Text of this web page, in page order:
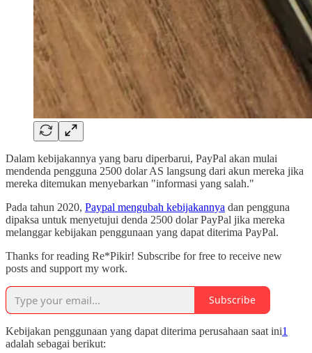
Dalam kebijakannya yang baru diperbarui, PayPal akan mulai
mendenda pengguna 2500 dolar AS langsung dari akun mereka jika
mereka ditemukan menyebarkan "informasi yang salah."
Pada tahun 2020, Paypal mengubah kebijakannya dan pengguna
dipaksa untuk menyetujui denda 2500 dolar PayPal jika mereka
melanggar kebijakan penggunaan yang dapat diterima PayPal.
Thanks for reading Re*Pikir! Subscribe for free to receive new
posts and support my work.
Subscribe
Kebijakan penggunaan yang dapat diterima perusahaan saat ini1
adalah sebagai berikut: